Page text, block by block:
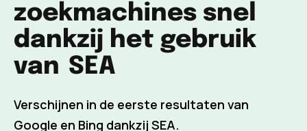
zoekmachines snel
dankzij het gebruik
van SEA
Verschijnen in de eerste resultaten van
Google en Bing dankzij SEA.